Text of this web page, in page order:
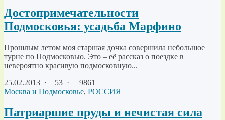
Достопримечательности
Подмосковья: усадьба Марфино
Прошлым летом моя старшая дочка совершила небольшое
турне по Подмосковью. Это – её рассказ о поездке в
невероятно красивую подмосковную...
25.02.2013 · 53 ·
9861
Москва и Подмосковье, РОССИЯ
Патриаршие пруды и нечистая сила